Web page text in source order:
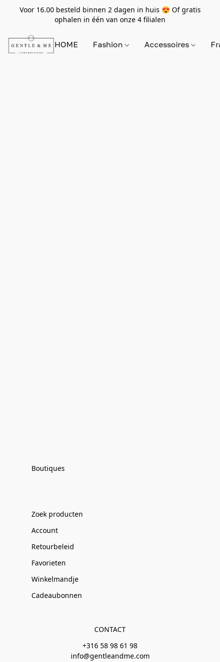
Voor 16.00 besteld binnen 2 dagen in huis 😍 Of gratis
ophalen in één van onze 4 filialen
HOME Fashion Accessoires
Boutiques
Zoek producten
Account
Retourbeleid
Favorieten
Winkelmandje
Cadeaubonnen
CONTACT
+316 58 98 61 98
info@gentleandme.com